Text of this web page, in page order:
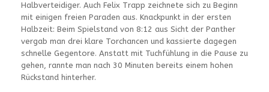
Halbverteidiger. Auch Felix Trapp zeichnete sich zu Beginn
mit einigen freien Paraden aus. Knackpunkt in der ersten
Halbzeit: Beim Spielstand von 8:12 aus Sicht der Panther
vergab man drei klare Torchancen und kassierte dagegen
schnelle Gegentore. Anstatt mit Tuchfühlung in die Pause zu
gehen, rannte man nach 30 Minuten bereits einem hohen
Rückstand hinterher.